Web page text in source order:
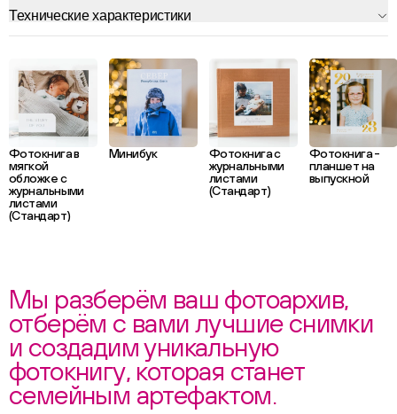
Технические характеристики
Фотокнига в
мягкой
обложке с
журнальными
листами
(Стандарт)
Минибук
Фотокнига с
журнальными
листами
(Стандарт)
Фотокнига -
планшет на
выпускной
Мы разберём ваш фотоархив,
отберём с вами лучшие снимки
и создадим уникальную
фотокнигу, которая станет
семейным артефактом.